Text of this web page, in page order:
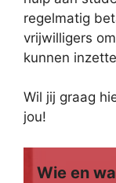
regelmatig
vrijwilligers
kunnen
Wil jij graag
jou!
Wie en